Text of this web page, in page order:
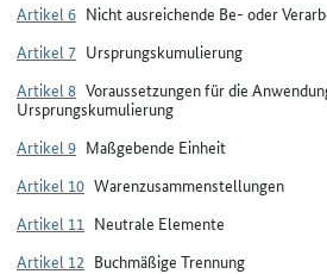
Artikel 6 Nicht ausreichende Be- oder
Artikel 7 Ursprungskumulierung
Artikel 8 Voraussetzungen für die
Ursprungskumulierung
Artikel 9 Maßgebende Einheit
Artikel 10 Warenzusammenstellungen
Artikel 11 Neutrale Elemente
Artikel 12 Buchmäßige Trennung